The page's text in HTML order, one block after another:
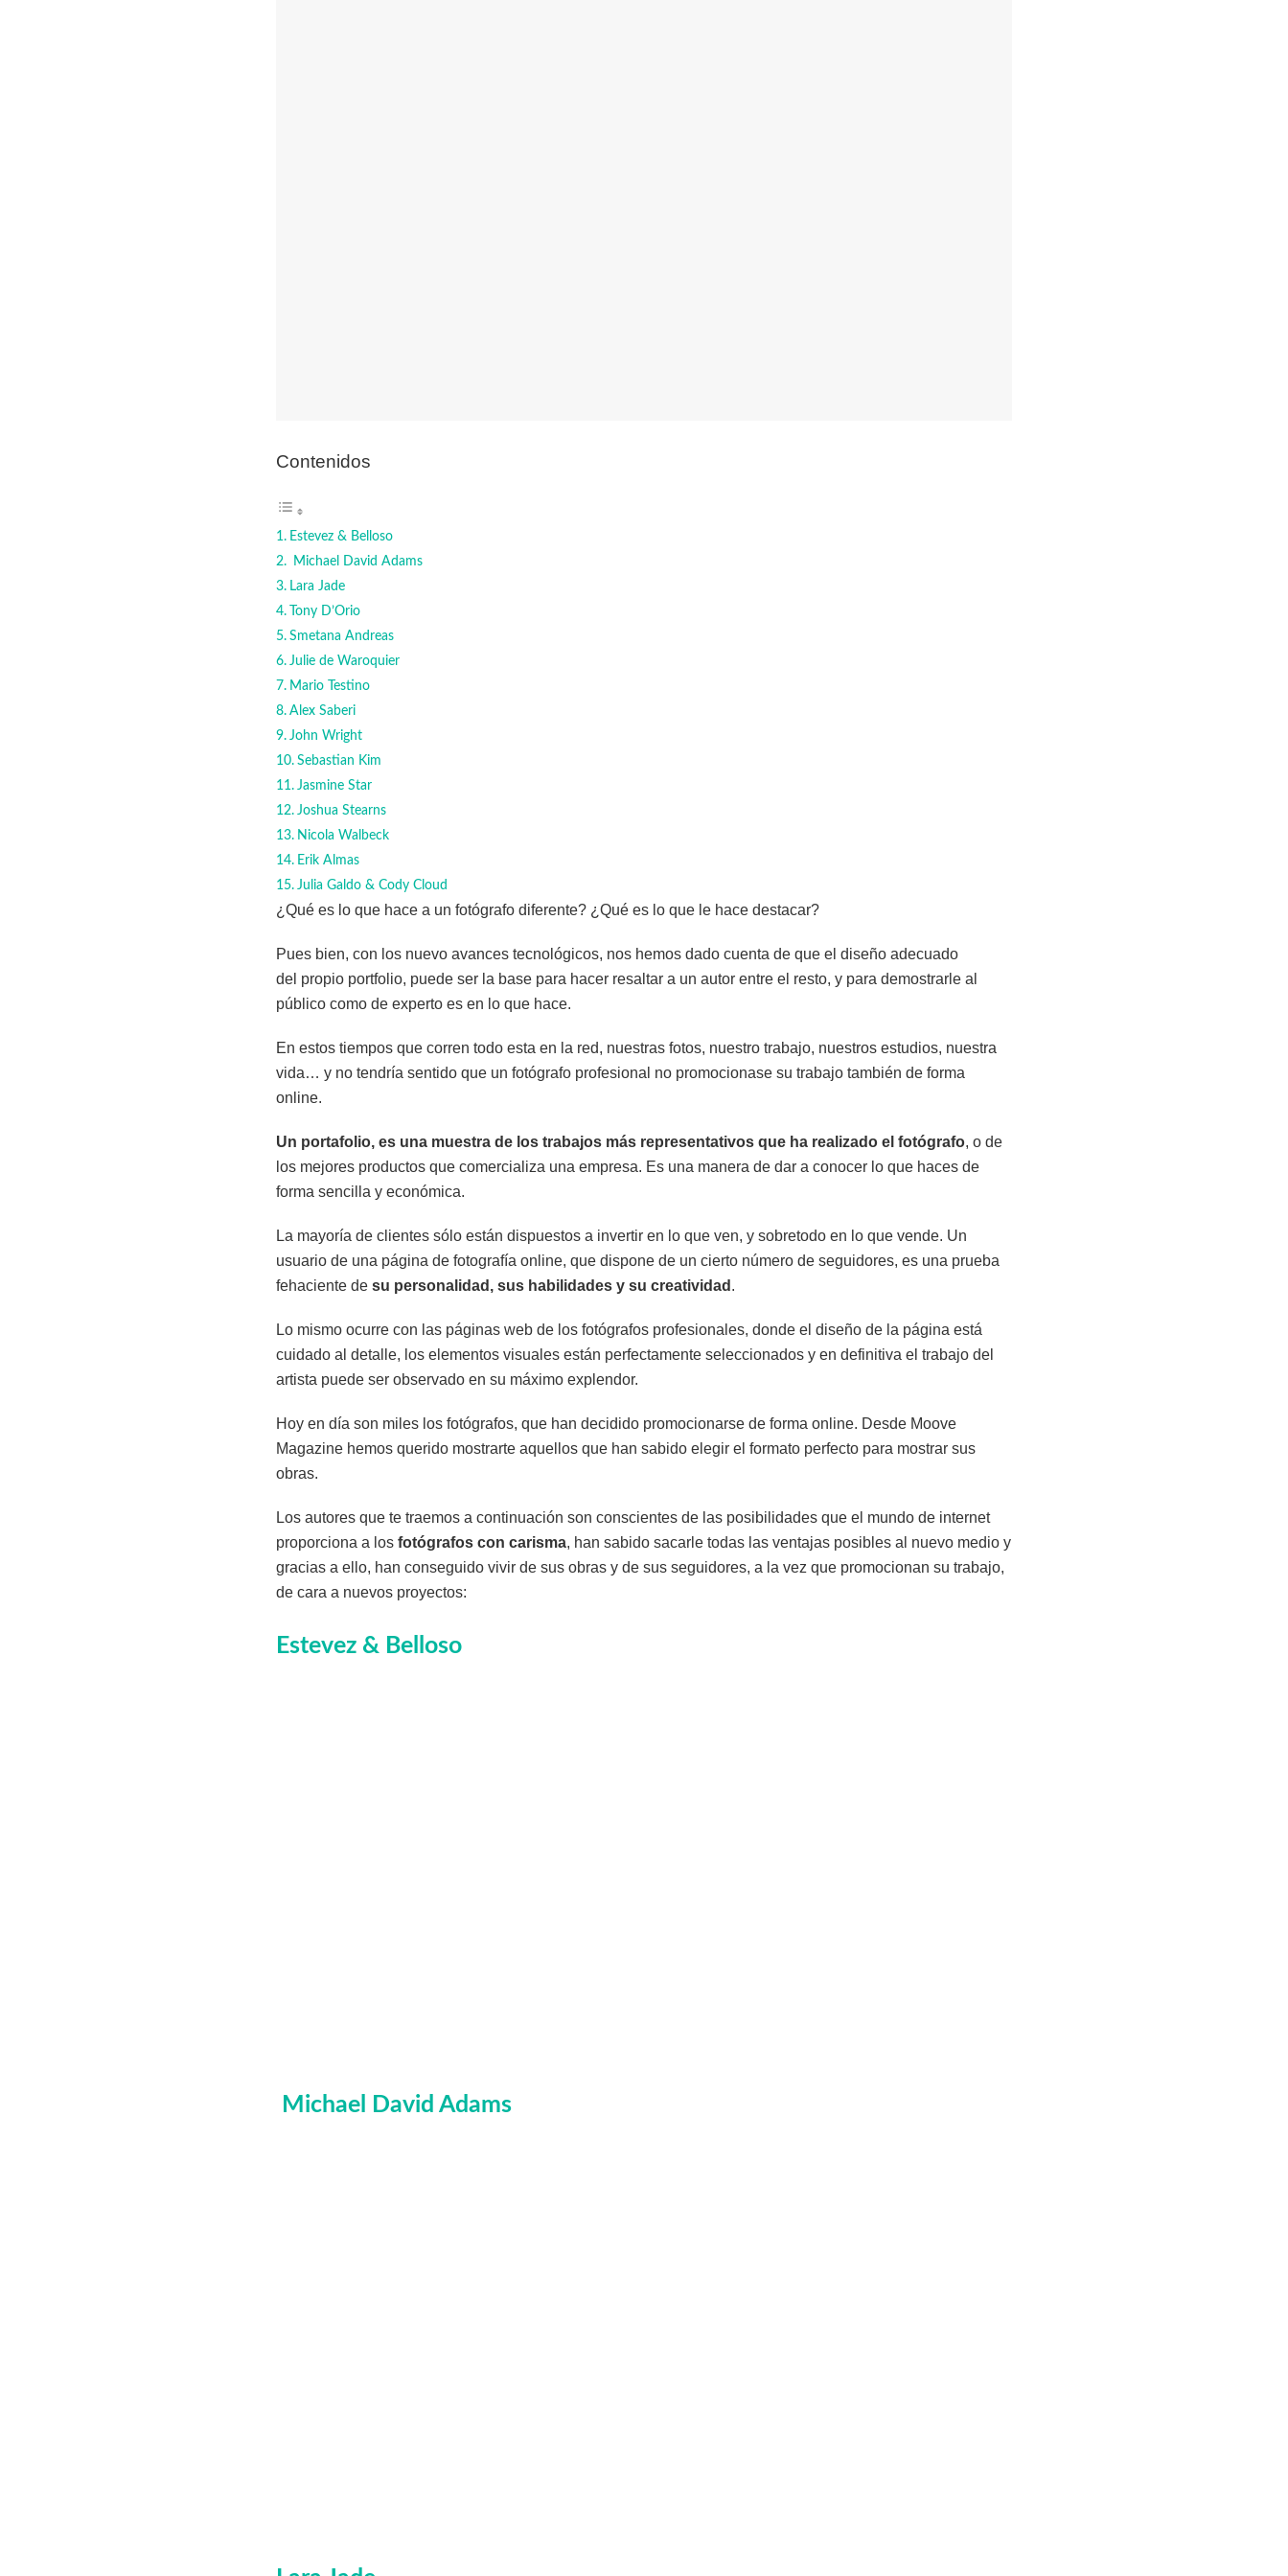
Contenidos
Estevez & Belloso
Michael David Adams
Lara Jade
Tony D’Orio
Smetana Andreas
Julie de Waroquier
Mario Testino
Alex Saberi
John Wright
Sebastian Kim
Jasmine Star
Joshua Stearns
Nicola Walbeck
Erik Almas
Julia Galdo & Cody Cloud
¿Qué es lo que hace a un fotógrafo diferente? ¿Qué es lo que le hace destacar?
Pues bien, con los nuevo avances tecnológicos, nos hemos dado cuenta de que el diseño adecuado
del propio portfolio, puede ser la base para hacer resaltar a un autor entre el resto, y para demostrarle al
público como de experto es en lo que hace.
En estos tiempos que corren todo esta en la red, nuestras fotos, nuestro trabajo, nuestros estudios, nuestra
vida… y no tendría sentido que un fotógrafo profesional no promocionase su trabajo también de forma
online.
Un portafolio, es una muestra de los trabajos más representativos que ha realizado el fotógrafo, o de
los mejores productos que comercializa una empresa. Es una manera de dar a conocer lo que haces de
forma sencilla y económica.
La mayoría de clientes sólo están dispuestos a invertir en lo que ven, y sobretodo en lo que vende. Un
usuario de una página de fotografía online, que dispone de un cierto número de seguidores, es una prueba
fehaciente de su personalidad, sus habilidades y su creatividad .
Lo mismo ocurre con las páginas web de los fotógrafos profesionales, donde el diseño de la página está
cuidado al detalle, los elementos visuales están perfectamente seleccionados y en definitiva el trabajo del
artista puede ser observado en su máximo explendor.
Hoy en día son miles los fotógrafos, que han decidido promocionarse de forma online. Desde Moove
Magazine hemos querido mostrarte aquellos que han sabido elegir el formato perfecto para mostrar sus
obras.
Los autores que te traemos a continuación son conscientes de las posibilidades que el mundo de internet
proporciona a los fotógrafos con carisma, han sabido sacarle todas las ventajas posibles al nuevo medio y
gracias a ello, han conseguido vivir de sus obras y de sus seguidores, a la vez que promocionan su trabajo,
de cara a nuevos proyectos:
Estevez & Belloso
Michael David Adams